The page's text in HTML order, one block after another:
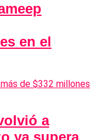
en el
a
ya supera